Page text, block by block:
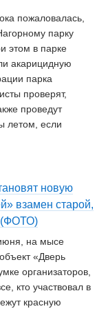
пожаловалась,
парку
этом в парке
акарицидную
парка
проверят,
проведут
летом, если
новую
взамен старой,
(ФОТО)
на мысе
«Дверь
организаторов,
кто участвовал в
красную